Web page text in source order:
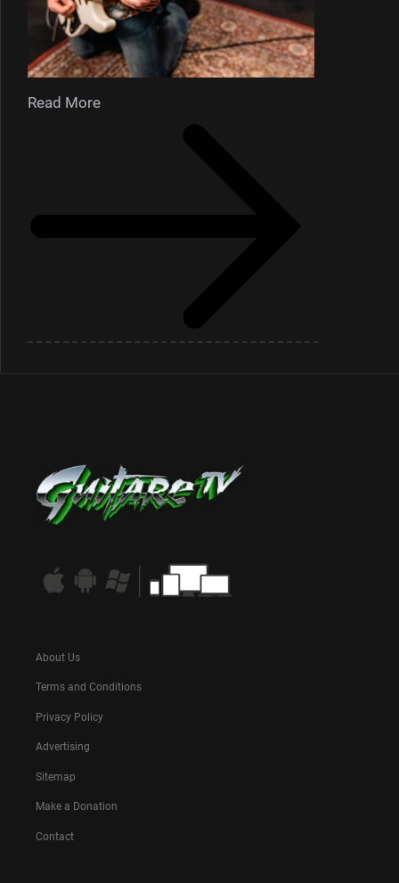
Read More
About Us
Terms and Conditions
Privacy Policy
Advertising
Sitemap
Make a Donation
Contact